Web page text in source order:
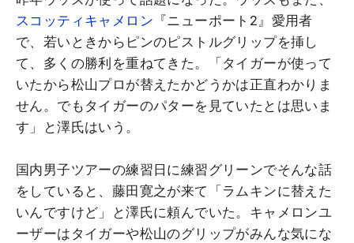
スコッティキャメロン 『ニューポート2』愛用者
で、若いときからピンのピストルグリップを挿し
て、多くの勝利を重ねてきた。「タイガーが使って
いたから松山プロが替えたかどうかは正直わかりま
せん。でもタイガーのパターを見ていたとは思いま
す」と澤氏はいう。
国内男子ツアーの練習日に練習グリーンでそんな話
をしていると、藤田寛之が来て「ラムキンに替えた
いんですけど」と澤氏に頼んでいた。キャメロンユ
ーザーはタイガーや松山のグリップがみんな気にな